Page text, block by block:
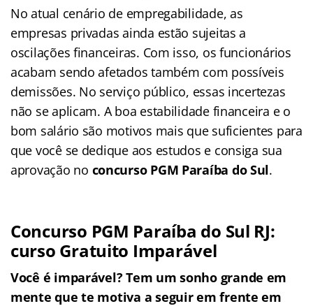
No atual cenário de empregabilidade, as
empresas privadas ainda estão sujeitas a
oscilações financeiras. Com isso, os funcionários
acabam sendo afetados também com possíveis
demissões. No serviço público, essas incertezas
não se aplicam. A boa estabilidade financeira e o
bom salário são motivos mais que suficientes para
que você se dedique aos estudos e consiga sua
aprovação no concurso PGM Paraíba do Sul.
Concurso PGM Paraíba do Sul RJ:
curso Gratuito Imparável
Você é imparável? Tem um sonho grande em
mente que te motiva a seguir em frente em